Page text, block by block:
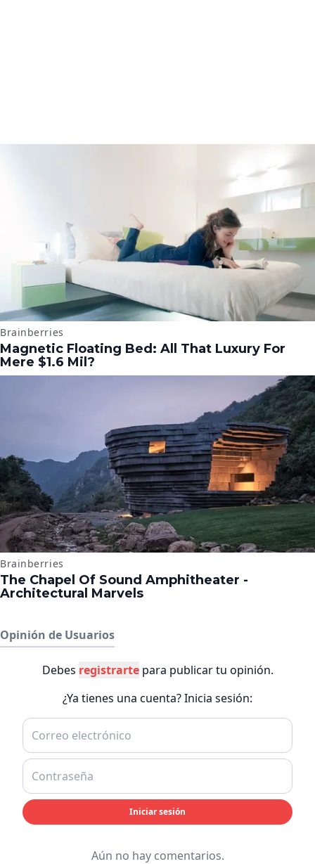
Opinión de Usuarios
Debes registrartepara publicar tu opinión.
¿Ya tienes una cuenta? Inicia sesión:
Iniciar sesión
Aún no hay comentarios.